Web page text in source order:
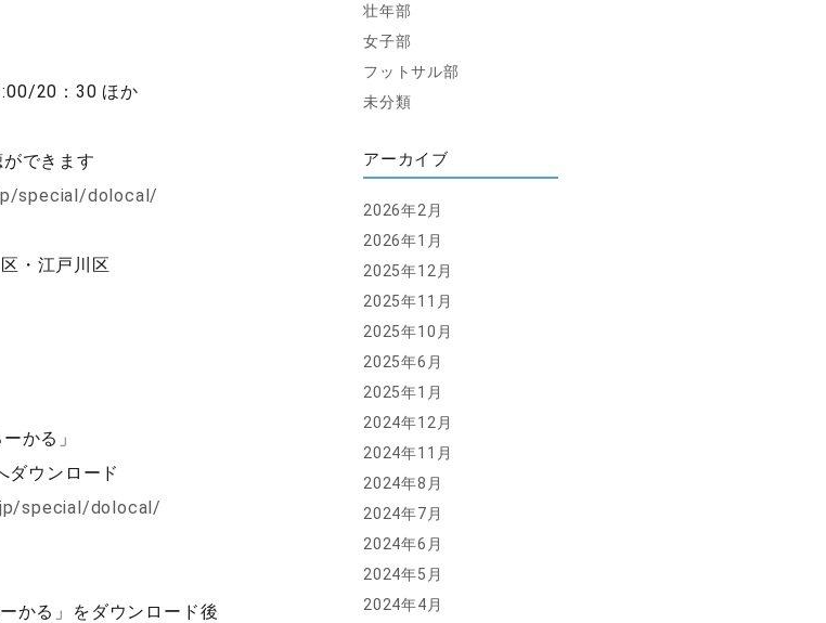
20：30 ほか
できます
special/dolocal/
・江戸川区
かる」
ダウンロード
special/dolocal/
かる」をダウンロード後
壮年部
女子部
フットサル部
未分類
アーカイブ
2026年2月
2026年1月
2025年12月
2025年11月
2025年10月
2025年6月
2025年1月
2024年12月
2024年11月
2024年8月
2024年7月
2024年6月
2024年5月
2024年4月
少年少女・中等部
一般部
フットサル部